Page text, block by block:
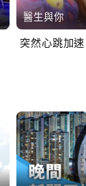
醫生與你